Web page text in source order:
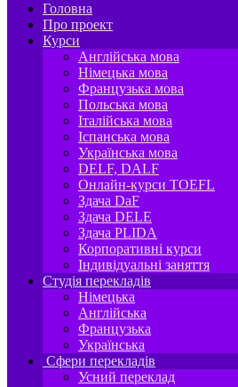
Головна
Про проект
Курси
Англійська мова
Німецька мова
Французька мова
Польська мова
Італійська мова
Іспанська мова
Українська мова
DELF, DALF
Онлайн-курси TOEFL
Здача DaF
Здача DELE
Здача PLIDA
Корпоративні курси
Індивідуальні заняття
Студія перекладів
Німецька
Англійська
Французька
Українська
Сфери перекладів
Усний переклад